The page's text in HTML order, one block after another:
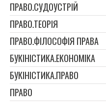
ПРАВО.СУДОУСТРІЙ
ПРАВО.ТЕОРІЯ
ПРАВО.ФІЛОСОФІЯ ПРАВА
БУКІНІСТИКА.ЕКОНОМІКА
БУКІНІСТИКА.ПРАВО
ПРАВО